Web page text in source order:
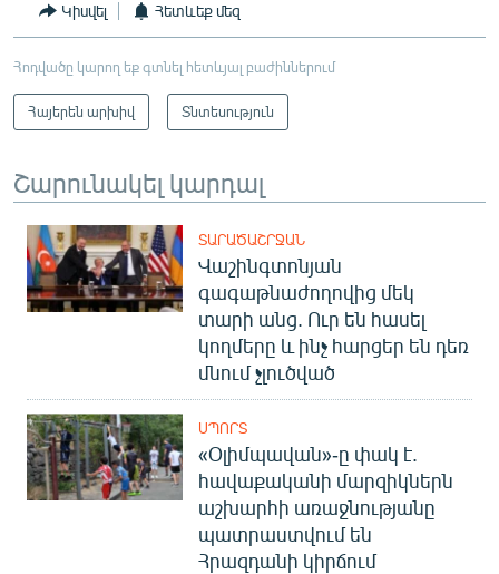
Կիսվել Հետևեք մեզ
Հոդվածը կարող եք գտնել հետևյալ բաժիններում
Հայերեն արխիվ Տնտեսություն
Շարունակել կարդալ
ՏԱՐԱԾԱՇՐՋԱՆ
Վաշինգտոնյան
գագաթնաժողովից մեկ
տարի անց. Ուր են հասել
կողմերը և ինչ հարցեր են դեռ
մնում չլուծված
ՍՊՈՐՏ
«Օլիմպավան»-ը փակ է.
հավաքականի մարզիկներն
աշխարհի առաջնությանը
պատրաստվում են
Հրազդանի կիրճում